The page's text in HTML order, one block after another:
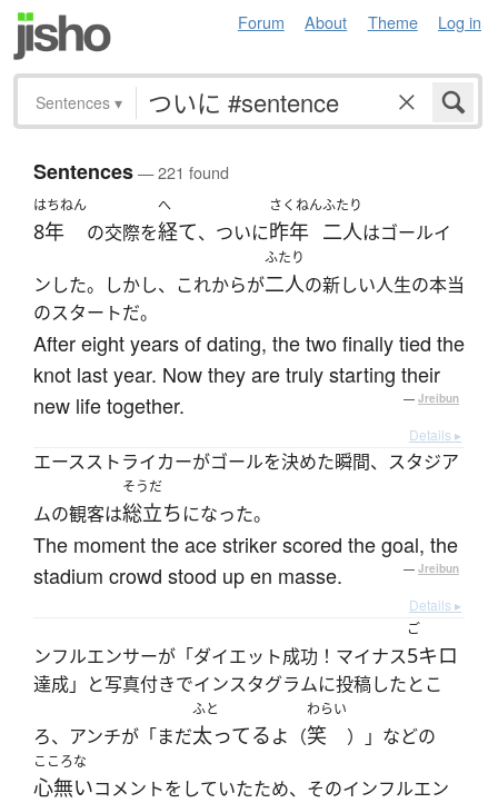
Forum About Theme Log in
Sentences ▾
Sentences— 221 found
はちねん
8年 の交際を
へ
経て、ついに
さくねん
昨年
ふたり
二人はゴールイ
ンした。しかし、これからが
ふたり
二人の新しい人生の本当
のスタートだ。
After eight years of dating, the two finally tied the
knot last year. Now they are truly starting their
new life together.
— Jreibun
Details ▸
エースストライカーがゴールを決めた瞬間、スタジア
ムの観客は
そうだ
総立ちになった。
The moment the ace striker scored the goal, the
stadium crowd stood up en masse.
— Jreibun
Details ▸
ンフルエンサーが「ダイエット成功！マイナス
ご
5キロ
達成」と写真付きでインスタグラムに投稿したとこ
ろ、アンチが「まだ
ふと
太ってるよ（
わらい
笑 ）」などの
こころな
心無いコメントをしていたため、そのインフルエン